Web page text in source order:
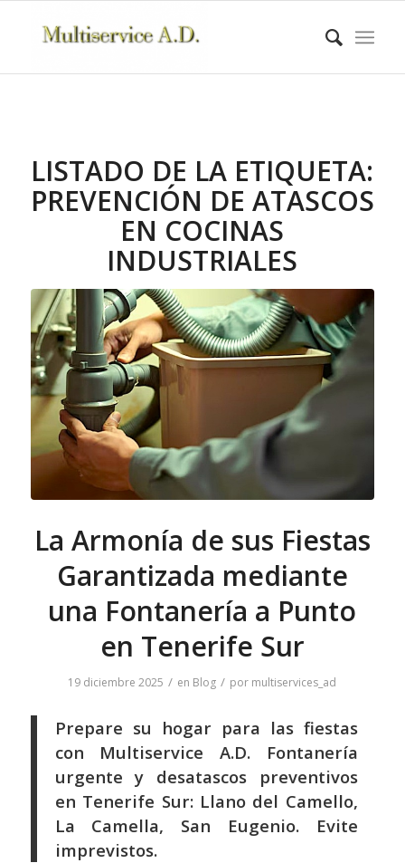
LISTADO DE LA ETIQUETA:
PREVENCIÓN DE ATASCOS
EN COCINAS
INDUSTRIALES
La Armonía de sus Fiestas
Garantizada mediante
una Fontanería a Punto
en Tenerife Sur
19 diciembre 2025 / en Blog / por multiservices_ad
Prepare su hogar para las fiestas
con Multiservice A.D. Fontanería
urgente y desatascos preventivos
en Tenerife Sur: Llano del Camello,
La Camella, San Eugenio. Evite
imprevistos.